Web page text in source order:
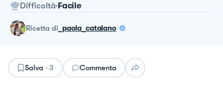
Difficoltà Facile
ricetta di _paola_catalano
Salva · 3 Commenta